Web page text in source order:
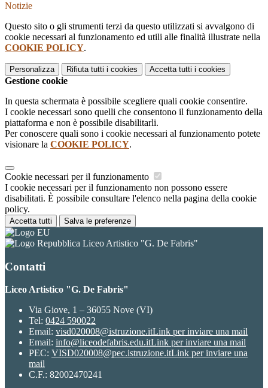
Notizie
Questo sito o gli strumenti terzi da questo utilizzati si avvalgono di
cookie necessari al funzionamento ed utili alle finalità illustrate nella
COOKIE POLICY.
Personalizza Rifiuta tutti i cookies Accetta tutti i cookies
Gestione cookie
In questa schermata è possibile scegliere quali cookie consentire.
I cookie necessari sono quelli che consentono il funzionamento della
piattaforma e non è possibile disabilitarli.
Per conoscere quali sono i cookie necessari al funzionamento potete
visionare la COOKIE POLICY.
Cookie necessari per il funzionamento
I cookie necessari per il funzionamento non possono essere
disabilitati. È possibile consultare l'elenco nella pagina della cookie
policy.
Accetta tutti Salva le preferenze
Liceo Artistico "G. De Fabris"
Contatti
Liceo Artistico "G. De Fabris"
Via Giove, 1 – 36055 Nove (VI)
Tel: 0424 590022
Email: visd020008@istruzione.itLink per inviare una mail
Email: info@liceodefabris.edu.itLink per inviare una mail
PEC: VISD020008@pec.istruzione.itLink per inviare una
mail
C.F.: 82002470241